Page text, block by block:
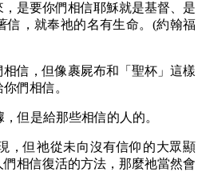
是要你們相信耶穌就是基督、是
信，就奉祂的名有生命。(約翰福
信，但像裹屍布和「聖杯」這樣
們相信。
但是給那些相信的人的。
，但祂從未向沒有信仰的大眾顯
相信復活的方法，那麼祂當然會